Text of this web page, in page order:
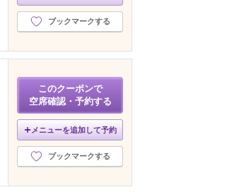
ブックマークする
このクーポンで
空席確認・予約する
メニューを追加して予約
ブックマークする